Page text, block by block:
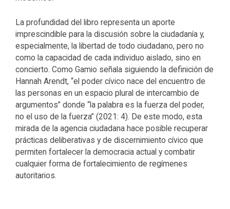
La profundidad del libro representa un aporte
imprescindible para la discusión sobre la ciudadanía y,
especialmente, la libertad de todo ciudadano, pero no
como la capacidad de cada individuo aislado, sino en
concierto. Como Gamio señala siguiendo la definición de
Hannah Arendt, “el poder cívico nace del encuentro de
las personas en un espacio plural de intercambio de
argumentos” donde “la palabra es la fuerza del poder,
no el uso de la fuerza” (2021: 4). De este modo, esta
mirada de la agencia ciudadana hace posible recuperar
prácticas deliberativas y de discernimiento cívico que
permiten fortalecer la democracia actual y combatir
cualquier forma de fortalecimiento de regímenes
autoritarios.